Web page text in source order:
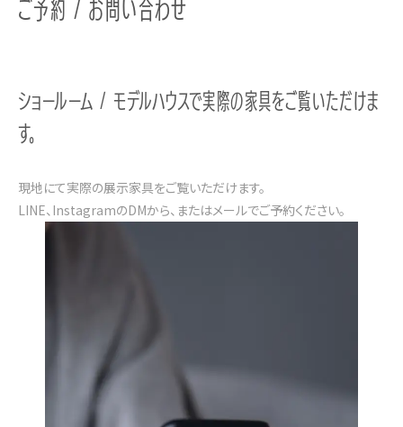
ご予約 / お問い合わせ
ショールーム / モデルハウスで実際の家具をご覧いただけま
す。
現地にて実際の展示家具をご覧いただけます。
LINE、InstagramのDMから、またはメールでご予約ください。